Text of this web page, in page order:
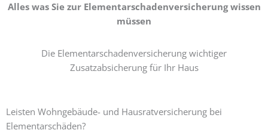
Alles was Sie zur Elementarschadenversicherung wissen
müssen
Die Elementarschadenversicherung wichtiger
Zusatzabsicherung für Ihr Haus
Leisten Wohngebäude- und Hausratversicherung bei
Elementarschäden?